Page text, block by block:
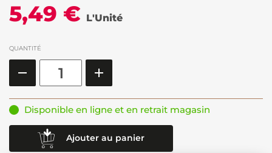
5,49 € L'Unité
QUANTITÉ
Disponible en ligne et en retrait magasin
Ajouter au panier